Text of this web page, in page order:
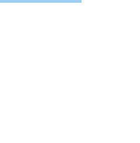
und Betreuer:innen